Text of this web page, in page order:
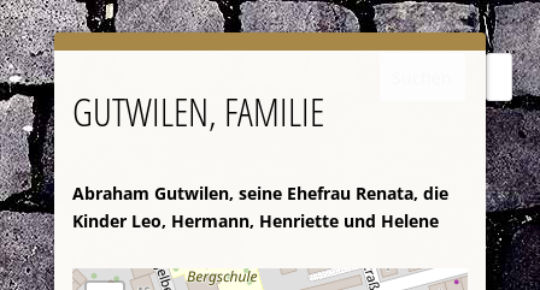
GUTWILEN, FAMILIE
Abraham Gutwilen, seine Ehefrau Renata, die
Kinder Leo, Hermann, Henriette und Helene